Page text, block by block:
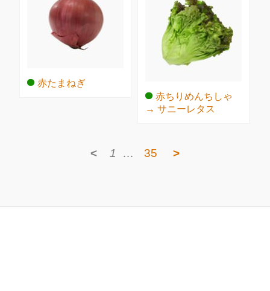
赤たまねぎ
赤ちりめんちしゃ
→ サニーレタス
< 1 … 35 >